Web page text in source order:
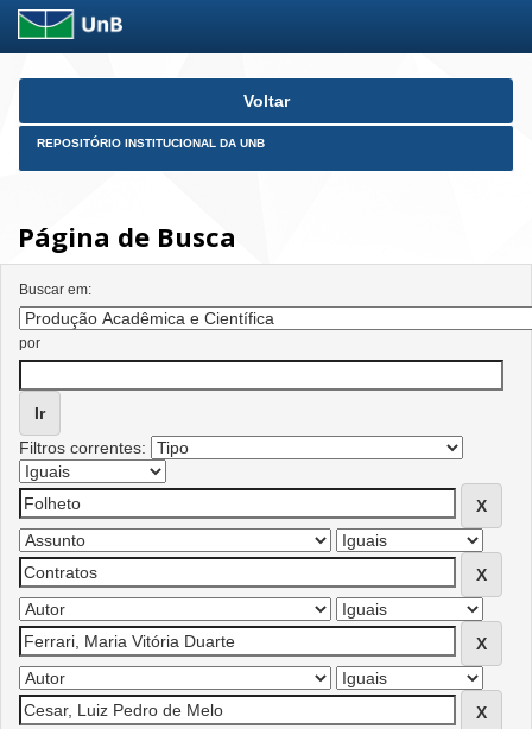
Skip
Voltar
REPOSITÓRIO INSTITUCIONAL DA UNB
Página de Busca
Buscar em:
por
Filtros correntes: